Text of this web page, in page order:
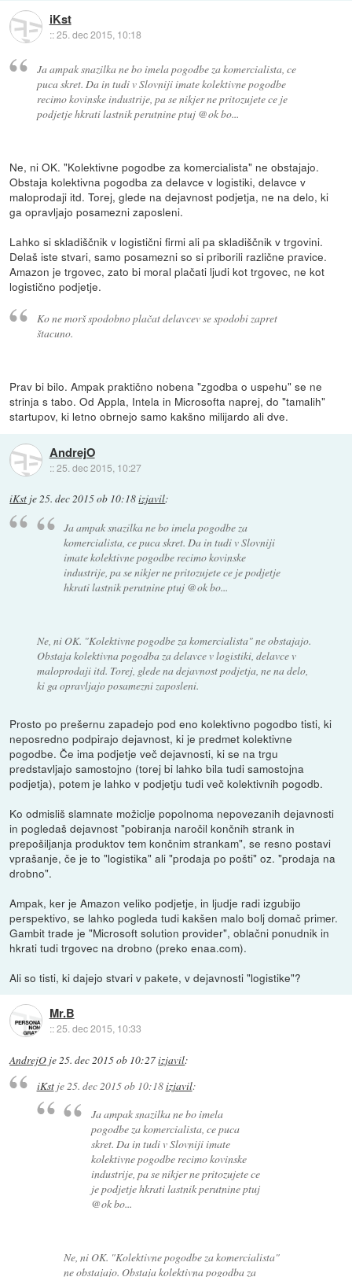
iKst
::25. dec 2015, 10:18
Ja ampak snazilka ne bo imela pogodbe za komercialista, ce
puca skret. Da in tudi v Slovniji imate kolektivne pogodbe
recimo kovinske industrije, pa se nikjer ne pritozujete ce je
podjetje hkrati lastnik perutnine ptuj @ok bo...
Ne, ni OK. "Kolektivne pogodbe za komercialista" ne obstajajo.
Obstaja kolektivna pogodba za delavce v logistiki, delavce v
maloprodaji itd. Torej, glede na dejavnost podjetja, ne na delo, ki
ga opravljajo posamezni zaposleni.
Lahko si skladiščnik v logistični firmi ali pa skladiščnik v trgovini.
Delaš iste stvari, samo posamezni so si priborili različne pravice.
Amazon je trgovec, zato bi moral plačati ljudi kot trgovec, ne kot
logistično podjetje.
Ko ne morš spodobno plačat delavcev se spodobi zapret
štacuno.
Prav bi bilo. Ampak praktično nobena "zgodba o uspehu" se ne
strinja s tabo. Od Appla, Intela in Microsofta naprej, do "tamalih"
startupov, ki letno obrnejo samo kakšno milijardo ali dve.
AndrejO
::25. dec 2015, 10:27
iKst je25. dec 2015 ob 10:18izjavil:
Ja ampak snazilka ne bo imela pogodbe za
komercialista, ce puca skret. Da in tudi v Slovniji
imate kolektivne pogodbe recimo kovinske
industrije, pa se nikjer ne pritozujete ce je podjetje
hkrati lastnik perutnine ptuj @ok bo...
Ne, ni OK. "Kolektivne pogodbe za komercialista" ne obstajajo.
Obstaja kolektivna pogodba za delavce v logistiki, delavce v
maloprodaji itd. Torej, glede na dejavnost podjetja, ne na delo,
ki ga opravljajo posamezni zaposleni.
Prosto po prešernu zapadejo pod eno kolektivno pogodbo tisti, ki
neposredno podpirajo dejavnost, ki je predmet kolektivne
pogodbe. Če ima podjetje več dejavnosti, ki se na trgu
predstavljajo samostojno (torej bi lahko bila tudi samostojna
podjetja), potem je lahko v podjetju tudi več kolektivnih pogodb.
Ko odmisliš slamnate možiclje popolnoma nepovezanih dejavnosti
in pogledaš dejavnost "pobiranja naročil končnih strank in
prepošiljanja produktov tem končnim strankam", se resno postavi
vprašanje, če je to "logistika" ali "prodaja po pošti" oz. "prodaja na
drobno".
Ampak, ker je Amazon veliko podjetje, in ljudje radi izgubijo
perspektivo, se lahko pogleda tudi kakšen malo bolj domač primer.
Gambit trade je "Microsoft solution provider", oblačni ponudnik in
hkrati tudi trgovec na drobno (preko enaa.com).
Ali so tisti, ki dajejo stvari v pakete, v dejavnosti "logistike"?
Mr.B
::25. dec 2015, 10:33
AndrejO je 25. dec 2015 ob 10:27izjavil:
iKstje25. dec 2015 ob 10:18izjavil:
Ja ampak snazilka ne bo imela
pogodbe za komercialista, ce puca
skret. Da in tudi v Slovniji imate
kolektivne pogodbe recimo kovinske
industrije, pa se nikjer ne pritozujete ce
je podjetje hkrati lastnik perutnine ptuj
@ok bo...
Ne, ni OK. "Kolektivne pogodbe za komercialista"
ne obstajajo. Obstaja kolektivna pogodba za